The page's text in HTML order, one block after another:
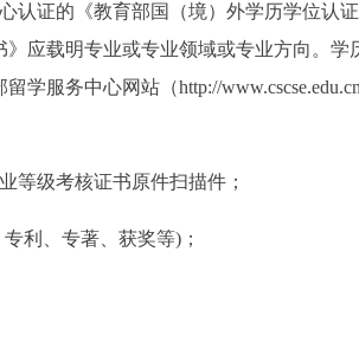
认证的《教育部国（境）外学历学位认证
应载明专业或专业领域或专业方向。学
学服务中心网站（http://
等级考核证书原件扫描件；
利、专著、获奖等)；